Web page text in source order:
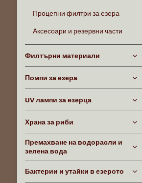
Процепни филтри за езера
Аксесоари и резервни части
Филтърни материали
Помпи за езера
UV лампи за езерца
Храна за риби
Премахване на водорасли и
зелена вода
Бактерии и утайки в езерото